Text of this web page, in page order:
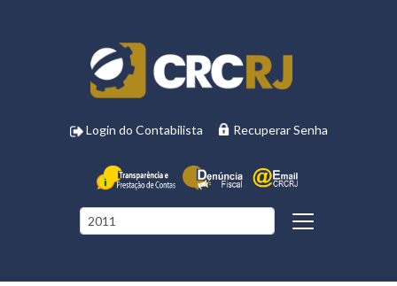
Login do Contabilista Recuperar Senha